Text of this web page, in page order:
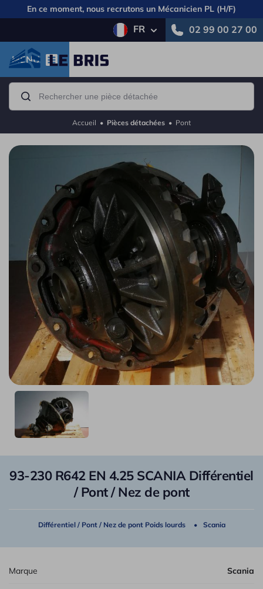
En ce moment, nous recrutons un Mécanicien PL (H/F)
FR 02 99 00 27 00
MENU
Accueil • Pièces détachées • Pont
93-230 R642 EN 4.25 SCANIA Différentiel
/ Pont / Nez de pont
Différentiel / Pont / Nez de pont Poids lourds Scania
Marque Scania